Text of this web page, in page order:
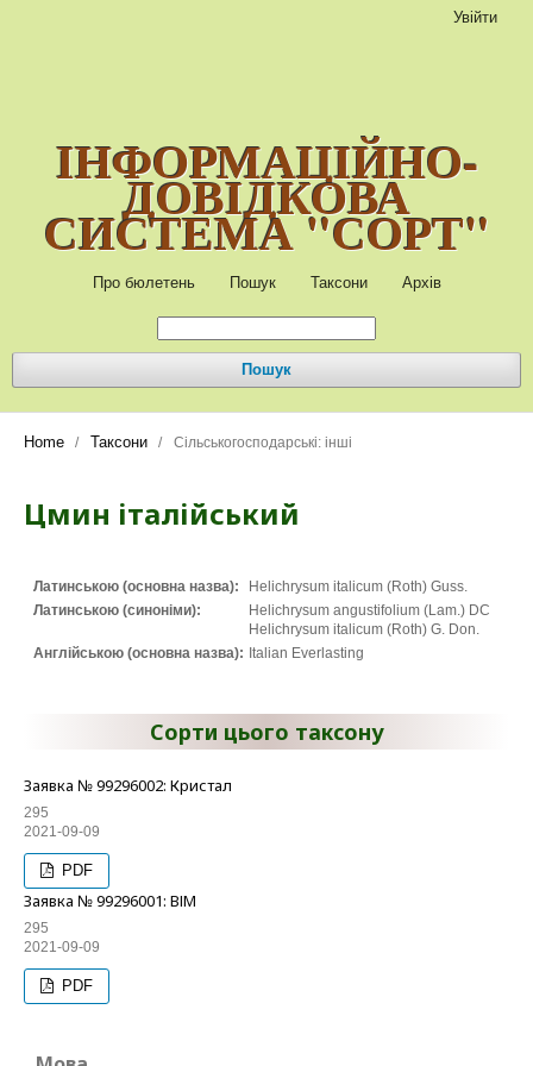
ІНФОРМАЦІЙНО-
ДОВІДКОВА
СИСТЕМА "СОРТ"
Про бюлетень Пошук Таксони Архів
Пошук
Увійти
Home / Таксони / Сільськогосподарські: інші
Цмин італійський
Латинською (основна назва):
Helichrysum italicum (Roth) Guss.
Латинською (синоніми):
Helichrysum angustifolium (Lam.) DC
Helichrysum italicum (Roth) G. Don.
Англійською (основна назва): Italian Everlasting
Сорти цього таксону
Заявка № 99296002: Кристал
295
2021-09-09
PDF
Заявка № 99296001: ВІМ
295
2021-09-09
PDF